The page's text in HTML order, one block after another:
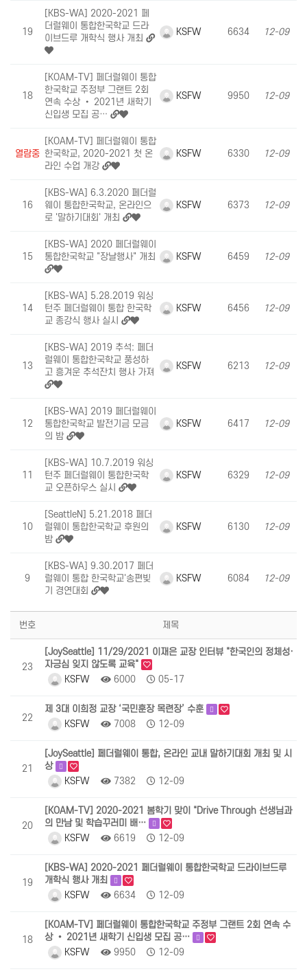
19
[KBS-WA] 2020-2021 페
더럴웨이 통합한국학교 드라
이브드루 개학식 행사 개최
KSFW 6634 12-09
18
[KOAM-TV] 페더럴웨이 통합
한국학교 주정부 그랜트 2회
연속 수상 • 2021년 새학기
신입생 모집 공…
KSFW 9950 12-09
열람중
[KOAM-TV] 페더럴웨이 통합
한국학교, 2020-2021 첫 온
라인 수업 개강
KSFW 6330 12-09
16
[KBS-WA] 6.3.2020 페더럴
웨이 통합한국학교, 온라인으
로 '말하기대회' 개최
KSFW 6373 12-09
15
[KBS-WA] 2020 페더럴웨이
통합한국학교 "장날행사" 개최
KSFW 6459 12-09
14
[KBS-WA] 5.28.2019 워싱
턴주 페더럴웨이 통합 한국학
교 종강식 행사 실시
KSFW 6456 12-09
13
[KBS-WA] 2019 추석: 페더
럴웨이 통합한국학교 풍성하
고 흥겨운 추석잔치 행사 가져
KSFW 6213 12-09
12
[KBS-WA] 2019 페더럴웨이
통합한국학교 발전기금 모금
의 밤
KSFW 6417 12-09
11
[KBS-WA] 10.7.2019 워싱
턴주 페더럴웨이 통합한국학
교 오픈하우스 실시
KSFW 6329 12-09
10
[SeattleN] 5.21.2018 페더
럴웨이 통합한국학교 후원의
밤
KSFW 6130 12-09
9
[KBS-WA] 9.30.2017 페더
럴웨이 통합 한국학교'송편빚
기 경연대회
KSFW 6084 12-09
번호 제목
23
[JoySeattle] 11/29/2021 이재은 교장 인터뷰 "한국인의 정체성·
자긍심 잊지 않도록 교육"
KSFW
6000 05-17
22
제 3대 이희정 교장 ‘국민훈장 목련장’ 수훈
KSFW
7008 12-09
21
[JoySeattle] 페더럴웨이 통합, 온라인 교내 말하기대회 개최 및 시
상
KSFW
7382 12-09
20
[KOAM-TV] 2020-2021 봄학기 맞이 "Drive Through 선생님과
의 만남 및 학습꾸러미 배…
KSFW
6619 12-09
19
[KBS-WA] 2020-2021 페더럴웨이 통합한국학교 드라이브드루
개학식 행사 개최
KSFW
6634 12-09
18
[KOAM-TV] 페더럴웨이 통합한국학교 주정부 그랜트 2회 연속 수
상 • 2021년 새학기 신입생 모집 공…
KSFW
9950 12-09